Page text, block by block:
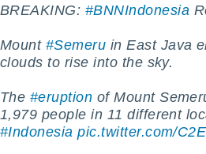
de
ou aceder
num
BREAKING: #BNNIndonesia
Mount #Semeru in East Java
clouds to rise into the sky.
The #eruption of Mount
1,979 people in 11 different
#Indonesia pic.twitter.com/